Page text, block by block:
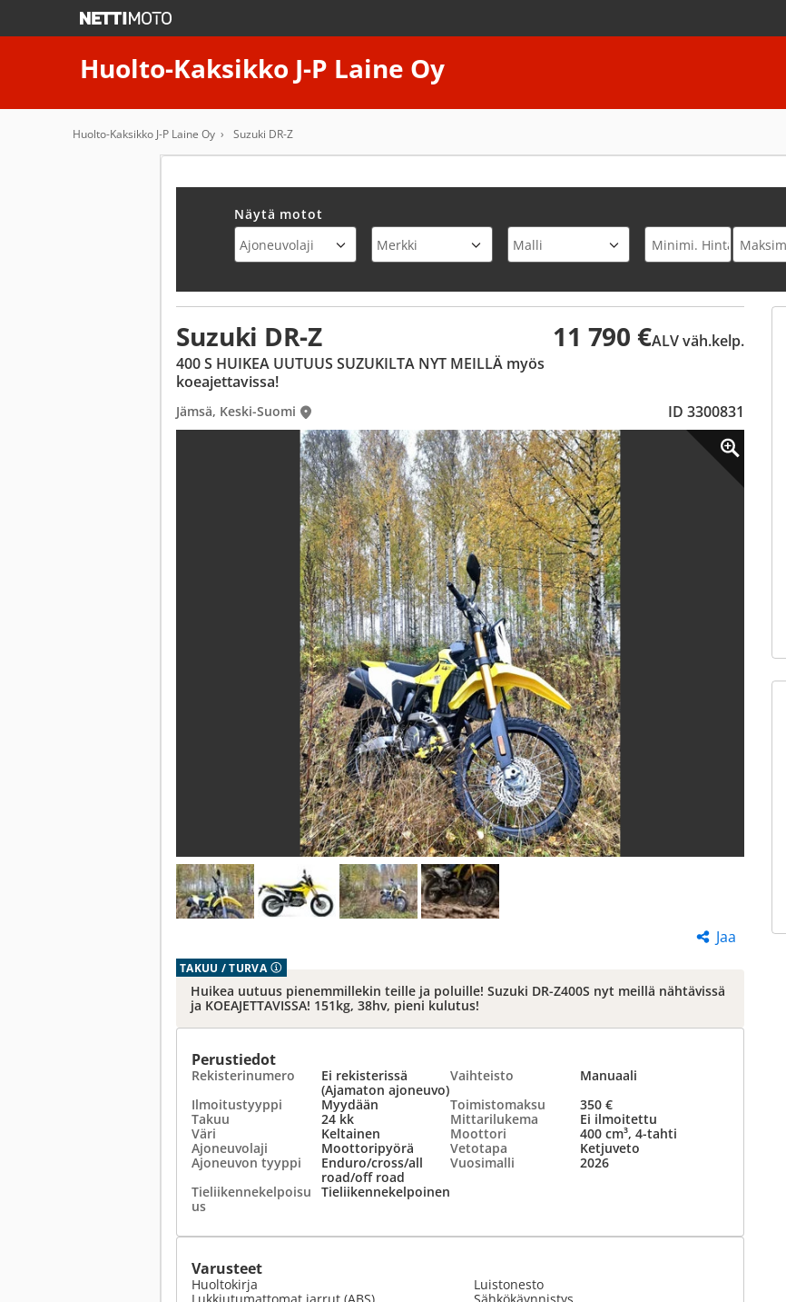
Huolto-Kaksikko J-P Laine Oy
Huolto-Kaksikko J-P Laine Oy Suzuki DR-Z
Näytä motot
Suzuki DR-Z 11 790 €ALV väh.kelp.
400 S HUIKEA UUTUUS SUZUKILTA NYT MEILLÄ myös
koeajettavissa!
Jämsä, Keski-Suomi ID 3300831
Jaa
TAKUU / TURVA
Huikea uutuus pienemmillekin teille ja poluille! Suzuki DR-Z400S nyt meillä nähtävissä
ja KOEAJETTAVISSA! 151kg, 38hv, pieni kulutus!
Perustiedot
Rekisterinumero
Ei rekisterissä
(Ajamaton ajoneuvo)
Vaihteisto
Manuaali
Ilmoitustyyppi
Myydään Toimistomaksu
350 €
Takuu
24 kk Mittarilukema
Ei ilmoitettu
Väri
Keltainen Moottori
400 cm³, 4-tahti
Ajoneuvolaji
Moottoripyörä Vetotapa
Ketjuveto
Ajoneuvon tyyppi
Enduro/cross/all
road/off road
Vuosimalli
2026
Tieliikennekelpoisu
us
Tieliikennekelpoinen
Varusteet
Huoltokirja
Luistonesto